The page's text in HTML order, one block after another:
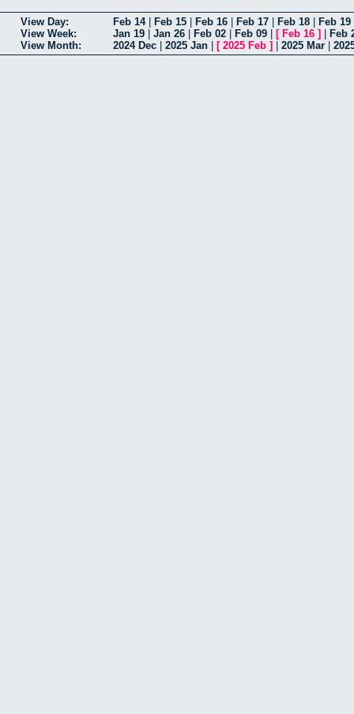
View Day: Feb 14| Feb 15 Feb 16 Feb 17 Feb 18 Feb 19
View Week:
Jan 19 Jan 26 Feb 02 Feb 09 [ Feb 16 ]
Feb
View Month:
2024 Dec 2025 Jan [ 2025 Feb ] 2025 Mar